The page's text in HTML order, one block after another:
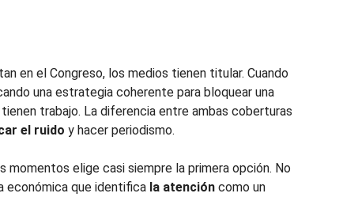
en el Congreso, los medios tienen titular. Cuando
una estrategia coherente para bloquear una
trabajo. La diferencia entre ambas coberturas
el ruido y hacer periodismo.
momentos elige casi siempre la primera opción. No
económica que identifica la atención como un